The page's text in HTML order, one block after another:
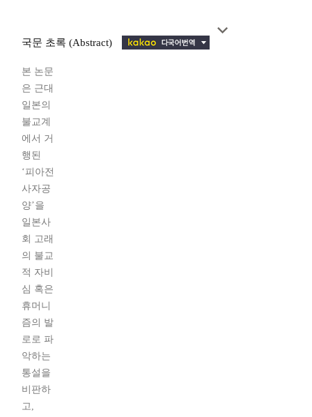
국문 초록 (Abstract)
본 논문
은 근대
일본의
불교계
에서 거
행된
‘피아전
사자공
양’을
일본사
회 고래
의 불교
적 자비
심 혹은
휴머니
즘의 발
로로 파
악하는
통설을
비판하
고,